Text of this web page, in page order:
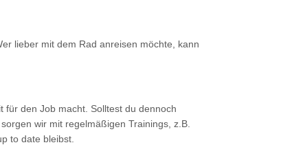
lieber mit dem Rad anreisen möchte, kann
für den Job macht. Solltest du dennoch
wir mit regelmäßigen Trainings, z.B.
to date bleibst.